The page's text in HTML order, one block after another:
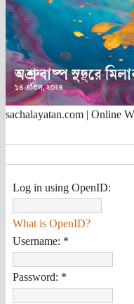
sachalayatan.com | Online
Log in using OpenID:
What is OpenID?
Username: *
Password: *